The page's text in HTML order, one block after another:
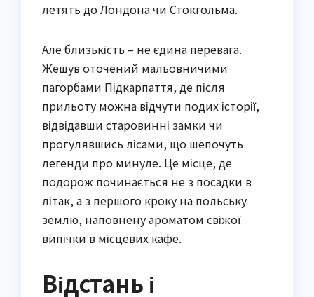
летять до Лондона чи Стокгольма.
Але близькість – не єдина перевага.
Жешув оточений мальовничими
пагорбами Підкарпаття, де після
прильоту можна відчути подих історії,
відвідавши старовинні замки чи
прогулявшись лісами, що шепочуть
легенди про минуле. Це місце, де
подорож починається не з посадки в
літак, а з першого кроку на польську
землю, наповнену ароматом свіжої
випічки в місцевих кафе.
Відстань і